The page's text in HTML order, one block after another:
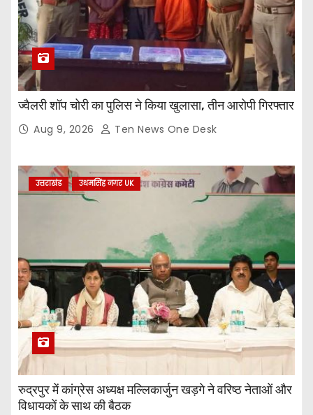
ज्वैलरी शॉप चोरी का पुलिस ने किया खुलासा, तीन आरोपी गिरफ्तार
Aug 9, 2026 Ten News One Desk
उत्तराखंड उधमसिंह नगर UK
रुद्रपुर में कांग्रेस अध्यक्ष मल्लिकार्जुन खड़गे ने वरिष्ठ नेताओं और
विधायकों के साथ की बैठक